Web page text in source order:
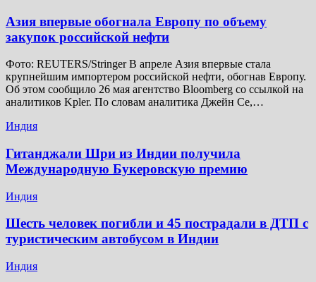
Азия впервые обогнала Европу по объему
закупок российской нефти
Фото: REUTERS/Stringer В апреле Азия впервые стала
крупнейшим импортером российской нефти, обогнав Европу.
Об этом сообщило 26 мая агентство Bloomberg со ссылкой на
аналитиков Kpler. По словам аналитика Джейн Се,…
Индия
Гитанджали Шри из Индии получила
Международную Букеровскую премию
Индия
Шесть человек погибли и 45 пострадали в ДТП с
туристическим автобусом в Индии
Индия